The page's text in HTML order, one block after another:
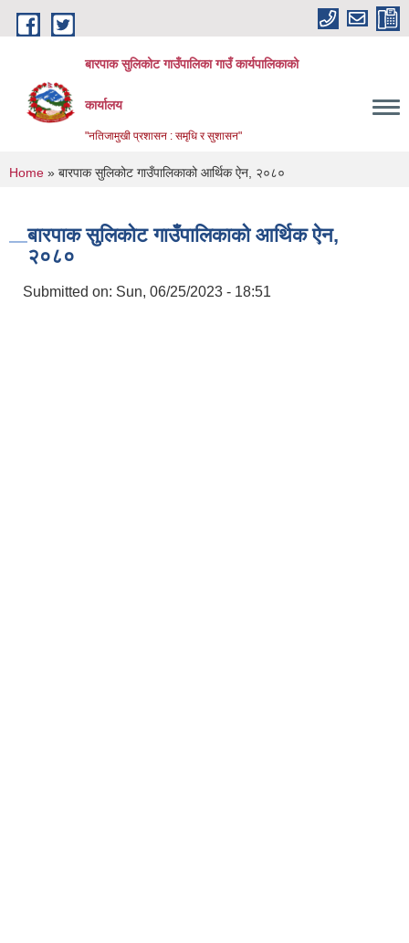
Skip to main content
बारपाक सुलिकोट गाउँपालिका गाउँ कार्यपालिकाको
कार्यालय
"नतिजामुखी प्रशासन : समृधि र सुशासन"
You are here
Home » बारपाक सुलिकोट गाउँपालिकाको आर्थिक ऐन, २०८०
बारपाक सुलिकोट गाउँपालिकाको आर्थिक ऐन,
२०८०
Submitted on: Sun, 06/25/2023 - 18:51